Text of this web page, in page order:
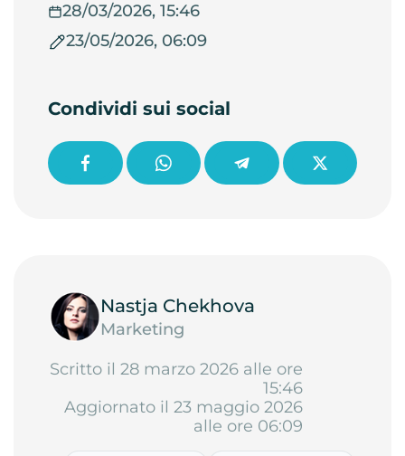
28/03/2026, 15:46
23/05/2026, 06:09
Condividi sui social
Nastja Chekhova
Marketing
Scritto il 28 marzo 2026 alle ore
15:46
Aggiornato il 23 maggio 2026
alle ore 06:09